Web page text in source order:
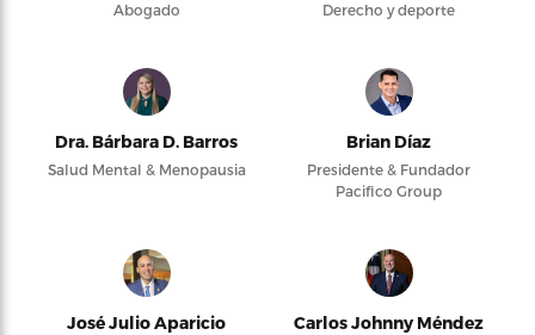
Abogado Derecho y deporte
Dra. Bárbara D. Barros
Salud Mental & Menopausia
Brian Díaz
Presidente & Fundador
Pacifico Group
José Julio Aparicio
Carlos Johnny Méndez